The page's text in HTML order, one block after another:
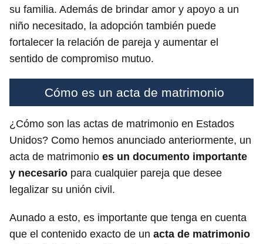
su familia. Además de brindar amor y apoyo a un
niño necesitado, la adopción también puede
fortalecer la relación de pareja y aumentar el
sentido de compromiso mutuo.
Cómo es un acta de matrimonio
¿Cómo son las actas de matrimonio en Estados
Unidos? Como hemos anunciado anteriormente, un
acta de matrimonio es un documento importante
y necesario para cualquier pareja que desee
legalizar su unión civil.
Aunado a esto, es importante que tenga en cuenta
que el contenido exacto de un acta de matrimonio